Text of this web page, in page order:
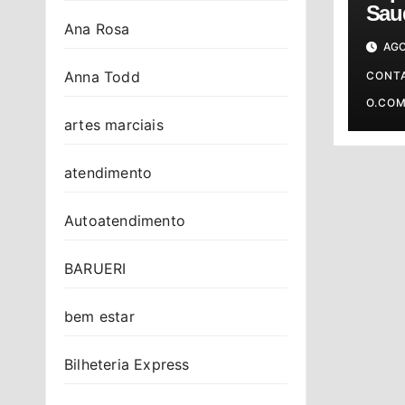
Ana Rosa
Anna Todd
artes marciais
atendimento
Autoatendimento
BARUERI
bem estar
Bilheteria Express
O.COM